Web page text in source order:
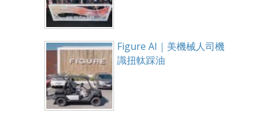
Figure AI｜美機械人司機
識扭軚踩油